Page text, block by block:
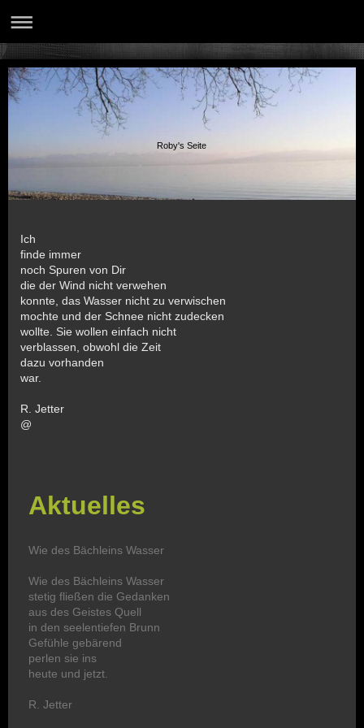
Roby's Seite
Ich
finde immer
noch Spuren von Dir
die der Wind nicht verwehen
konnte, das Wasser nicht zu verwischen
mochte und der Schnee nicht zudecken
wollte. Sie wollen einfach nicht
verblassen, obwohl die Zeit
dazu vorhanden
war.
R. Jetter
@
Aktuelles
Wie des Bächleins Wasser
Wie des Bächleins Wasser
stetig fließen die Gedanken
aus des Geistes Quell
in den seelentiefen Brunn
Gefühle gebärend
perlen sie ins
heute und jetzt.
R. Jetter